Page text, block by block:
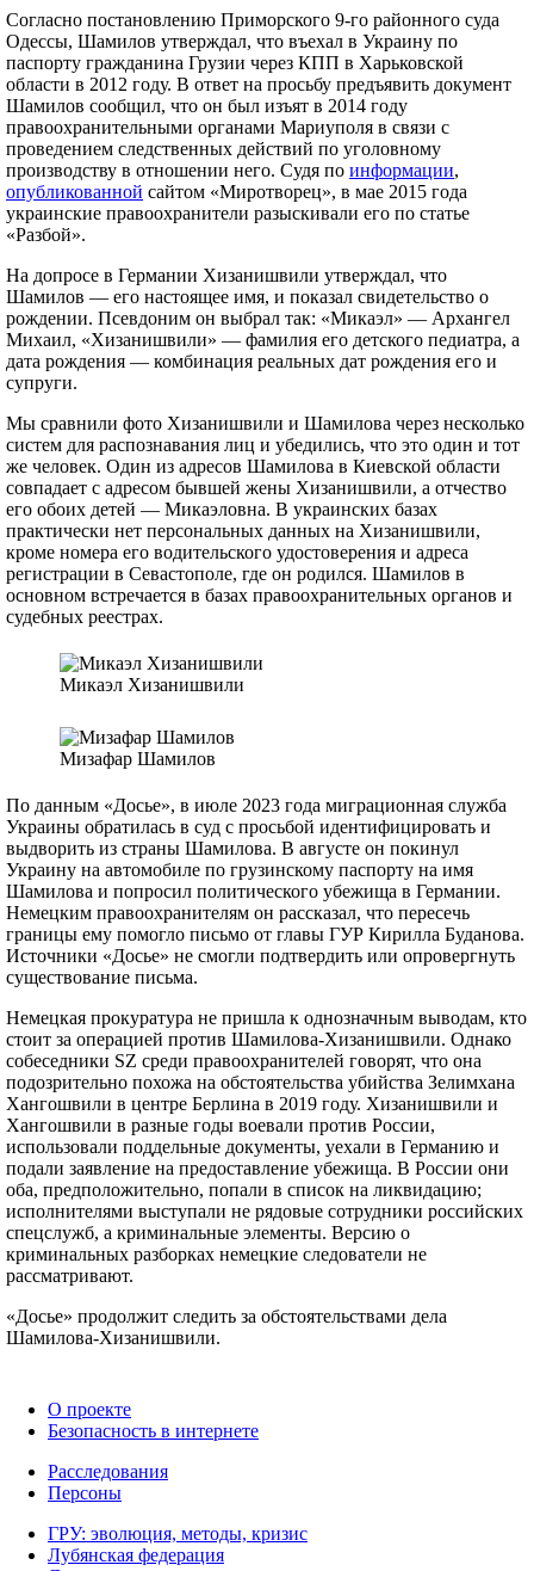
Согласно постановлению Приморского 9-го районного суда
Одессы, Шамилов утверждал, что въехал в Украину по
паспорту гражданина Грузии через КПП в Харьковской
области в 2012 году. В ответ на просьбу предъявить документ
Шамилов сообщил, что он был изъят в 2014 году
правоохранительными органами Мариуполя в связи с
проведением следственных действий по уголовному
производству в отношении него. Судя по информации,
опубликованной сайтом «Миротворец», в мае 2015 года
украинские правоохранители разыскивали его по статье
«Разбой».
На допросе в Германии Хизанишвили утверждал, что
Шамилов — его настоящее имя, и показал свидетельство о
рождении. Псевдоним он выбрал так: «Микаэл» — Архангел
Михаил, «Хизанишвили» — фамилия его детского педиатра, а
дата рождения — комбинация реальных дат рождения его и
супруги.
Мы сравнили фото Хизанишвили и Шамилова через несколько
систем для распознавания лиц и убедились, что это один и тот
же человек. Один из адресов Шамилова в Киевской области
совпадает с адресом бывшей жены Хизанишвили, а отчество
его обоих детей — Микаэловна. В украинских базах
практически нет персональных данных на Хизанишвили,
кроме номера его водительского удостоверения и адреса
регистрации в Севастополе, где он родился. Шамилов в
основном встречается в базах правоохранительных органов и
судебных реестрах.
Микаэл Хизанишвили
Мизафар Шамилов
По данным «Досье», в июле 2023 года миграционная служба
Украины обратилась в суд с просьбой идентифицировать и
выдворить из страны Шамилова. В августе он покинул
Украину на автомобиле по грузинскому паспорту на имя
Шамилова и попросил политического убежища в Германии.
Немецким правоохранителям он рассказал, что пересечь
границы ему помогло письмо от главы ГУР Кирилла Буданова.
Источники «Досье» не смогли подтвердить или опровергнуть
существование письма.
Немецкая прокуратура не пришла к однозначным выводам, кто
стоит за операцией против Шамилова-Хизанишвили. Однако
собеседники SZ среди правоохранителей говорят, что она
подозрительно похожа на обстоятельства убийства Зелимхана
Хангошвили в центре Берлина в 2019 году. Хизанишвили и
Хангошвили в разные годы воевали против России,
использовали поддельные документы, уехали в Германию и
подали заявление на предоставление убежища. В России они
оба, предположительно, попали в список на ликвидацию;
исполнителями выступали не рядовые сотрудники российских
спецслужб, а криминальные элементы. Версию о
криминальных разборках немецкие следователи не
рассматривают.
«Досье» продолжит следить за обстоятельствами дела
Шамилова-Хизанишвили.
О проекте
Безопасность в интернете
Расследования
Персоны
ГРУ: эволюция, методы, кризис
Лубянская федерация